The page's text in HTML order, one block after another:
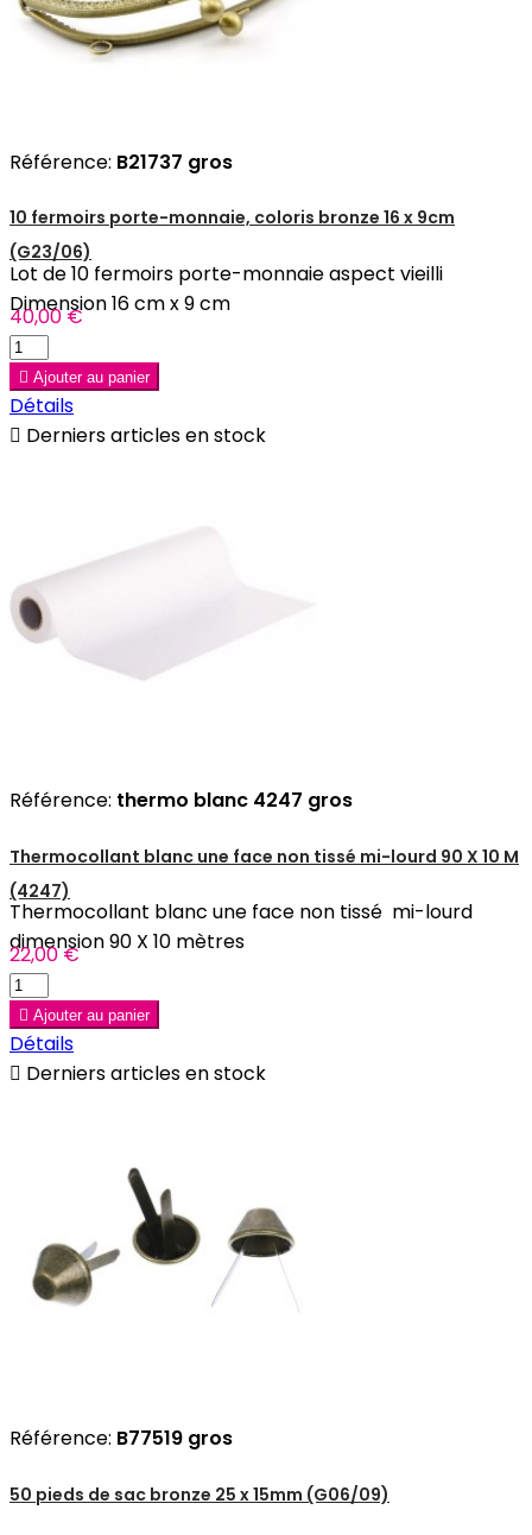
Référence: B21737 gros
10 fermoirs porte-monnaie, coloris bronze 16 x 9cm
(G23/06)
Lot de 10 fermoirs porte-monnaie aspect vieilli
Dimension 16 cm x 9 cm
40,00 €
 Ajouter au panier
Détails
 Derniers articles en stock
Référence: thermo blanc 4247 gros
Thermocollant blanc une face non tissé mi-lourd 90 X 10 M
(4247)
Thermocollant blanc une face non tissé mi-lourd
dimension 90 X 10 mètres
22,00 €
 Ajouter au panier
Détails
 Derniers articles en stock
Référence: B77519 gros
50 pieds de sac bronze 25 x 15mm (G06/09)